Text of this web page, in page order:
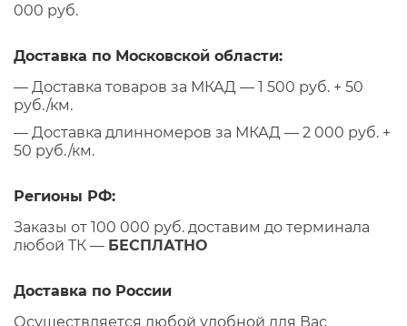
000 руб.
Доставка по Московской области:
— Доставка товаров за МКАД — 1 500 руб. + 50
руб./км.
— Доставка длинномеров за МКАД — 2 000 руб. +
50 руб./км.
Регионы РФ:
Заказы от 100 000 руб. доставим до терминала
любой ТК — БЕСПЛАТНО
Доставка по России
Осуществляется любой удобной для Вас